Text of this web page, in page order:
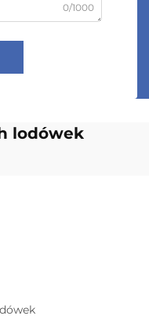
0/1000
lodówek